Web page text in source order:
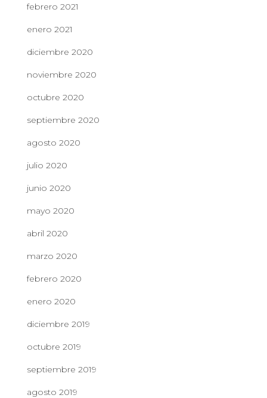
febrero 2021
enero 2021
diciembre 2020
noviembre 2020
octubre 2020
septiembre 2020
agosto 2020
julio 2020
junio 2020
mayo 2020
abril 2020
marzo 2020
febrero 2020
enero 2020
diciembre 2019
octubre 2019
septiembre 2019
agosto 2019